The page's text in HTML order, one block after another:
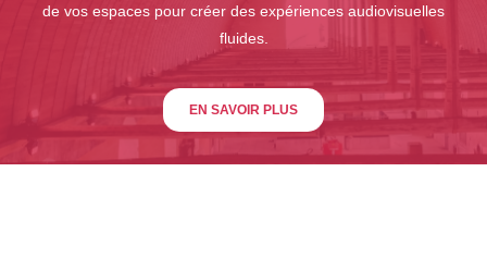
de vos espaces pour créer des expériences audiovisuelles
fluides.
EN SAVOIR PLUS